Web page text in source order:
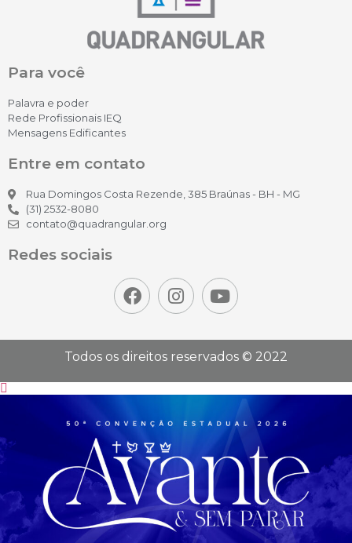
Para você
Palavra e poder
Rede Profissionais IEQ
Mensagens Edificantes
Entre em contato
Rua Domingos Costa Rezende, 385 Braúnas - BH - MG
(31) 2532-8080
contato@quadrangular.org
Redes sociais
Todos os direitos reservados © 2022